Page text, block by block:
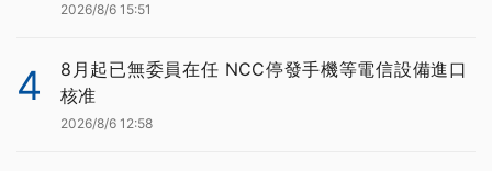
2026/8/6 15:51
4
8月起已無委員在任 NCC停發手機等電信設備進口
核准
2026/8/6 12:58